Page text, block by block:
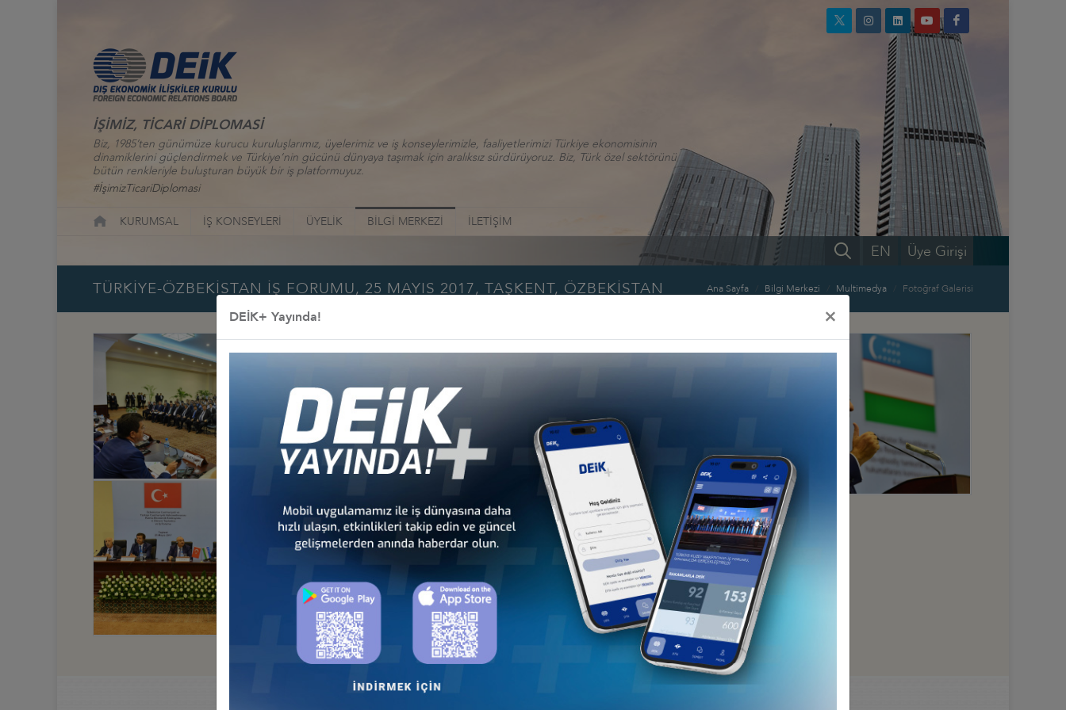
İŞİMİZ, TİCARİ DİPLOMASİ
Biz, 1985’ten günümüze kurucu kuruluşlarımız, üyelerimiz ve iş konseylerimizle, faaliyetlerimizi Türkiye ekonomisinin
dinamiklerini güçlendirmek ve Türkiye’nin gücünü dünyaya taşımak için aralıksız sürdürüyoruz. Biz, Türk özel sektörünü
bütün renkleriyle buluşturan büyük bir iş platformuyuz.
#İşimizTicariDiplomasi
KURUMSAL İŞ KONSEYLERİ ÜYELİK BİLGİ MERKEZİ İLETİŞİM
Üye Girişi
EN
TÜRKİYE-ÖZBEKİSTAN İŞ FORUMU, 25 MAYIS 2017, TAŞKENT, ÖZBEKİSTAN Ana Sayfa Bilgi Merkezi Multimedya Fotoğraf Galerisi
DEİK+ Yayında! ×